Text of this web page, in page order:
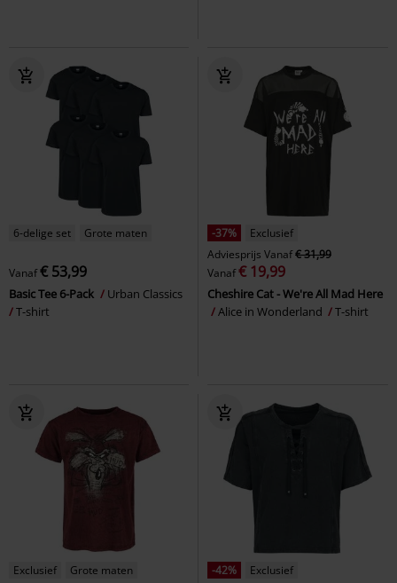
6-delige set Grote maten
Vanaf€ 53,99
Basic Tee 6-Pack
Urban Classics
T-shirt
-37%
Exclusief
Adviesprijs Vanaf€ 31,99
Vanaf€ 19,99
Cheshire Cat - We're All Mad Here
Alice in Wonderland
T-shirt
Exclusief
Grote maten
-42%
Exclusief